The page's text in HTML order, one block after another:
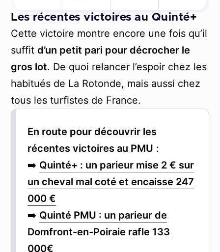
Les récentes victoires au Quinté+
Cette victoire montre encore une fois qu’il
suffit d’un petit pari pour décrocher le
gros lot. De quoi relancer l’espoir chez les
habitués de La Rotonde, mais aussi chez
tous les turfistes de France.
En route pour découvrir les
récentes victoires au PMU :
➡️ Quinté+ : un parieur mise 2 € sur
un cheval mal coté et encaisse 247
000 €
➡️ Quinté PMU : un parieur de
Domfront-en-Poiraie rafle 133
000€